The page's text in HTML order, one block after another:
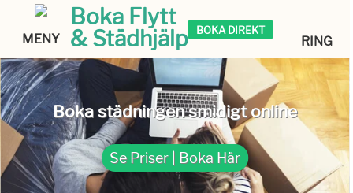
MENY
Boka Flytt
& Städhjälp
BOKA DIREKT
RING
Boka städningen smidigt online
Se Priser | Boka Här